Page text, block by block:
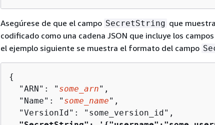
Asegúrese de que el campo SecretString que muestra
codificado como una cadena JSON que incluye los campos
el ejemplo siguiente se muestra el formato del campo
{
  "ARN": "
some_arn",
  "Name": "
some_name",
  "VersionId": "some_version_id",